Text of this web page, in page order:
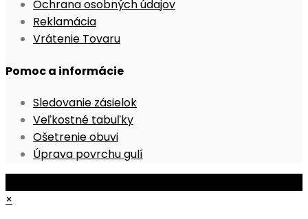
Ochrana osobných údajov
Reklamácia
Vrátenie Tovaru
Pomoc a informácie
Sledovanie zásielok
Veľkostné tabuľky
Ošetrenie obuvi
Úprava povrchu gulí
×